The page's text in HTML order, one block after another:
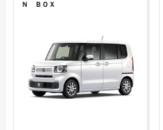
Ｎ ＢＯＸ